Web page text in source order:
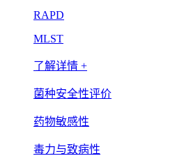
RAPD
MLST
了解详情 +
菌种安全性评价
药物敏感性
毒力与致病性